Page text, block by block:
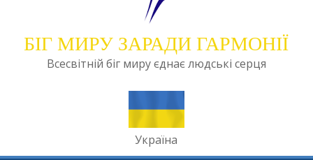
БІГ МИРУ ЗАРАДИ ГАРМОНІЇ
Всесвітній біг миру єднає людські серця
Україна